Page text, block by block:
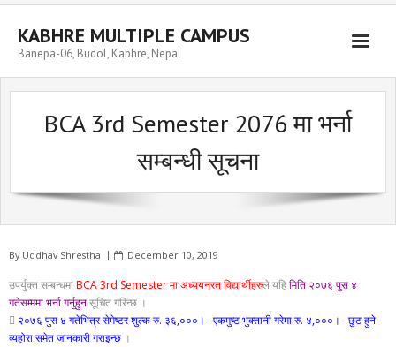
Skip
contentKABHRE MULTIPLE CAMPUS
Banepa-06, Budol, Kabhre, Nepal
BCA 3rd Semester 2076 मा भर्ना
सम्बन्धी सूचना
By Uddhav Shrestha December 10, 2019
उपर्युक्त सम्बन्धमाBCA 3rd Semester मा अध्ययनरत विद्यार्थीहरुले यहिमिति २०७६ पुस ४
गतेसम्ममा भर्ना गर्नुहुनसूचित गरिन्छ ।
 २०७६ पुस ४ गतेभित्र सेमेष्टर शुल्क रु. ३६,०००।– एकमुष्ट भुक्तानी गरेमा रु. ४,०००।– छुट हुने
व्यहोरा समेत जानकारी गराइन्छ ।